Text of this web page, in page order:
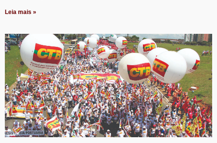
Leia mais »